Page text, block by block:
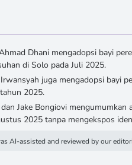
Dhani mengadopsi bayi
di Solo pada Juli 2025.
juga mengadopsi bayi
2025.
Jake Bongiovi mengumumkan
2025 tanpa mengekspos
AI-assisted and reviewed by our